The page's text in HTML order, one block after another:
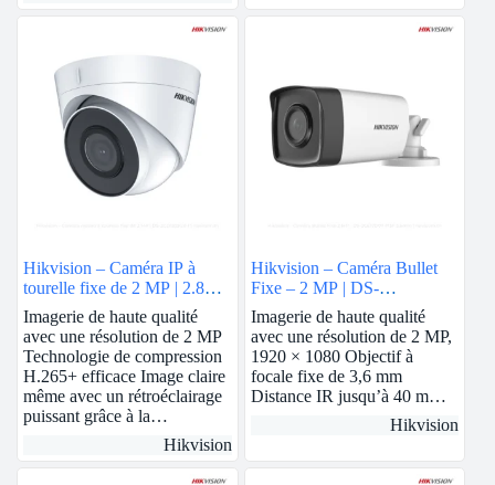
Hikvision – Caméra IP à
tourelle fixe de 2 MP | 2.8mm
| DS-2CD1323G0-I
Imagerie de haute qualité
avec une résolution de 2 MP
Technologie de compression
H.265+ efficace Image claire
même avec un rétroéclairage
puissant grâce à la…
Hikvision
Hikvision – Caméra Bullet
Fixe – 2 MP | DS-
2CE17D0T-IT3F
Imagerie de haute qualité
avec une résolution de 2 MP,
1920 × 1080 Objectif à
focale fixe de 3,6 mm
Distance IR jusqu’à 40 m…
Hikvision